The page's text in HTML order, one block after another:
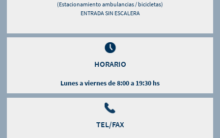
(Estacionamiento ambulancias / bicicletas)
ENTRADA SIN ESCALERA
HORARIO
Lunes a viernes de 8:00 a 19:30 hs
TEL/FAX